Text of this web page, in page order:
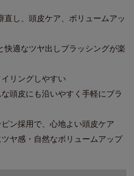
直し、頭皮ケア、ボリュームアッ
快適なツヤ出しブラッシングが楽
リングしやすい
頭皮にも沿いやすく手軽にブラ
ン採用で、心地よい頭皮ケア
ヤ感・自然なボリュームアップ